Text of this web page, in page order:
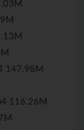
147.98M
116.26M